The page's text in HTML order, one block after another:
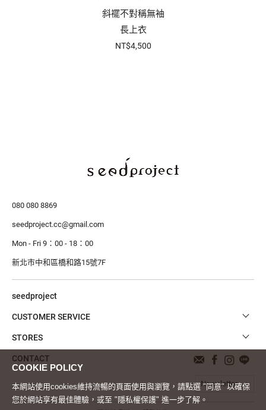
本網站使用cookies維持流暢的頁面使用與瀏覽，請點選 "同意" 以確保
您於網站享有最佳體驗，或至 "隱私權保護" 進一步了解。
斜襬不對稱無袖
長上衣
NT$4,500
080 080 8869
seedproject.cc@gmail.com
Mon - Fri 9：00 - 18：00
新北市中和區橋和路15號7F
seedproject
CUSTOMER SERVICE
STORES
CONTACT
Newsletter